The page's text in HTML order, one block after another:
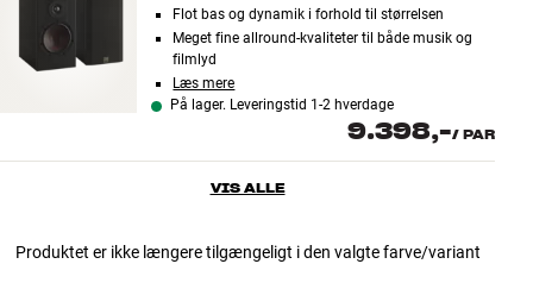
Flot bas og dynamik i forhold til størrelsen
Meget fine allround-kvaliteter til både musik og
filmlyd
Læs mere
På lager. Leveringstid 1-2 hverdage
9.398,-/ PAR
VIS ALLE
Produktet er ikke længere tilgængeligt i den valgte farve/variant